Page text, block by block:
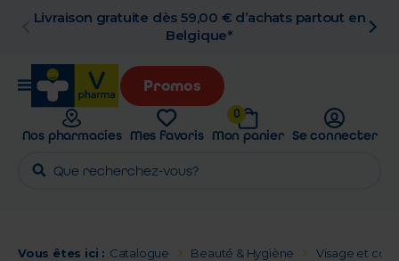
Livraison gratuite dès 59,00 € d’achats partout en
Belgique*
Promos
Nos pharmacies Mes favoris
0
Mon panier Se connecter
Vous êtes ici : Catalogue Beauté & Hygiène Visage et